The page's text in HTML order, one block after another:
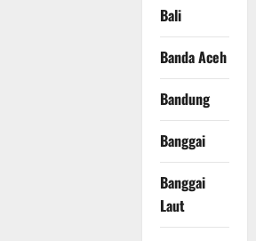
Bali
Banda Aceh
Bandung
Banggai
Banggai
Laut